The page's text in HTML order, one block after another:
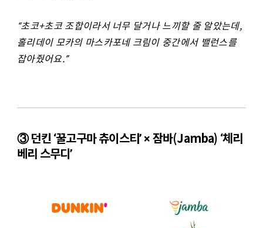
“초코+초코 조합이라서 너무 달거나 느끼할 줄 알았는데,
홀리데이 모카의 마스카포네 크림이 중간에서 밸런스를
잡아줬어요.”
③ 던킨 ‘꿀고구마 츄이스티’ × 잠바(Jamba) ‘체리
베리 스무디’